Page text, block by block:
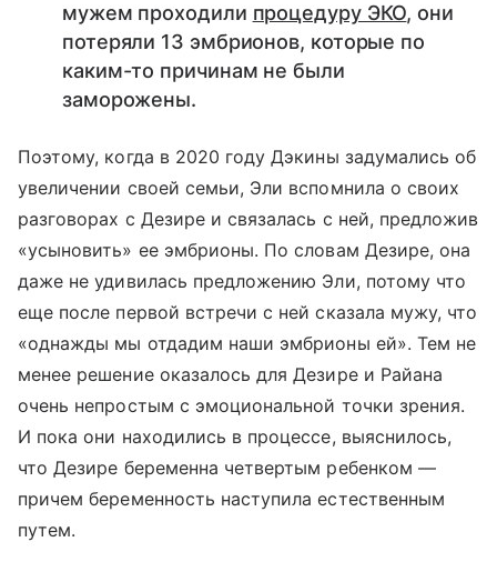
мужем проходили процедуру ЭКО, они
потеряли 13 эмбрионов, которые по
каким-то причинам не были
заморожены.
Поэтому, когда в 2020 году Дэкины задумались об
увеличении своей семьи, Эли вспомнила о своих
разговорах с Дезире и связалась с ней, предложив
«усыновить» ее эмбрионы. По словам Дезире, она
даже не удивилась предложению Эли, потому что
еще после первой встречи с ней сказала мужу, что
«однажды мы отдадим наши эмбрионы ей». Тем не
менее решение оказалось для Дезире и Райана
очень непростым с эмоциональной точки зрения.
И пока они находились в процессе, выяснилось,
что Дезире беременна четвертым ребенком —
причем беременность наступила естественным
путем.